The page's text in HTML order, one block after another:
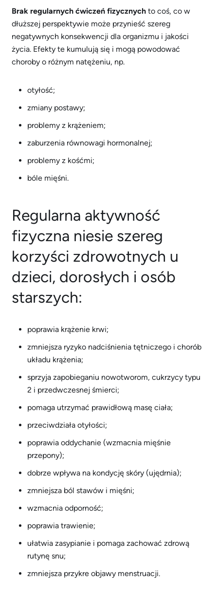
Brak regularnych ćwiczeń fizycznych to coś, co w
dłuższej perspektywie może przynieść szereg
negatywnych konsekwencji dla organizmu i jakości
życia. Efekty te kumulują się i mogą powodować
choroby o różnym natężeniu, np.
otyłość;
zmiany postawy;
problemy z krążeniem;
zaburzenia równowagi hormonalnej;
problemy z kośćmi;
bóle mięśni.
Regularna aktywność
fizyczna niesie szereg
korzyści zdrowotnych u
dzieci, dorosłych i osób
starszych:
poprawia krążenie krwi;
zmniejsza ryzyko nadciśnienia tętniczego i chorób
układu krążenia;
sprzyja zapobieganiu nowotworom, cukrzycy typu
2 i przedwczesnej śmierci;
pomaga utrzymać prawidłową masę ciała;
przeciwdziała otyłości;
poprawia oddychanie (wzmacnia mięśnie
przepony);
dobrze wpływa na kondycję skóry (ujędrnia);
zmniejsza ból stawów i mięśni;
wzmacnia odporność;
poprawia trawienie;
ułatwia zasypianie i pomaga zachować zdrową
rutynę snu;
zmniejsza przykre objawy menstruacji.